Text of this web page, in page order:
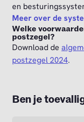
en
Meer over de
Welke
postzegel?
Download de
postzegel 2024.
Ben je